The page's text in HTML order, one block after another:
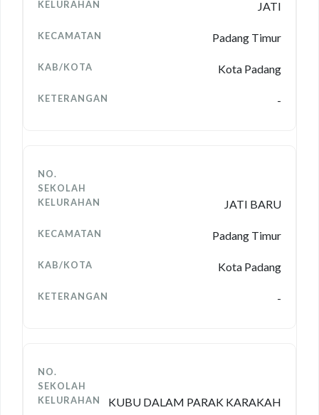
JATI
Padang Timur
Kota Padang
-
JATI BARU
Padang Timur
Kota Padang
-
KUBU DALAM PARAK KARAKAH